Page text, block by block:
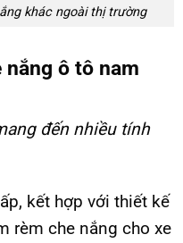
khác ngoài thị trường
nắng ô tô nam
đến nhiều tính
kết hợp với thiết kế
rèm che nắng cho xe